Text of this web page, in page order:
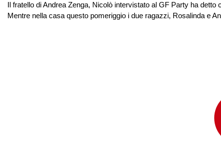
Il fratello di Andrea Zenga, Nicolò intervistato al GF Party ha
Mentre nella casa questo pomeriggio i due ragazzi, Rosalinda e